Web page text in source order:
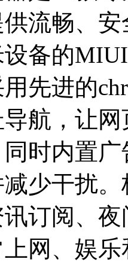
流畅、
备的
先进的
航，让
时内置
少干扰
订阅、
网、娱